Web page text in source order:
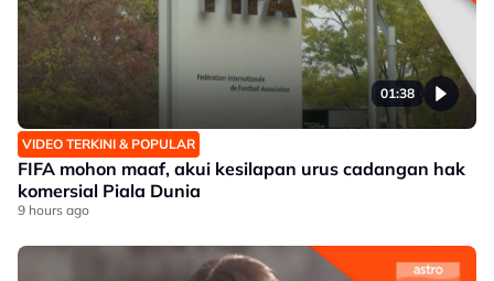
01:38
VIDEO TERKINI & POPULAR
FIFA mohon maaf, akui kesilapan urus cadangan hak
komersial Piala Dunia
9 hours ago